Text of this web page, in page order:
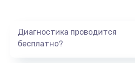
Диагностика проводится
бесплатно?